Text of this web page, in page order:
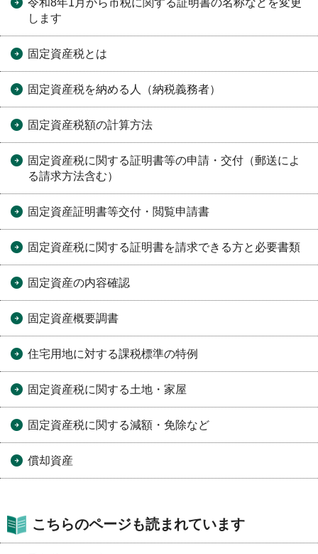
令和8年1月から市税に関する証明書の名称などを変更
します
固定資産税とは
固定資産税を納める人（納税義務者）
固定資産税額の計算方法
固定資産税に関する証明書等の申請・交付（郵送によ
る請求方法含む）
固定資産証明書等交付・閲覧申請書
固定資産税に関する証明書を請求できる方と必要書類
固定資産の内容確認
固定資産概要調書
住宅用地に対する課税標準の特例
固定資産税に関する土地・家屋
固定資産税に関する減額・免除など
償却資産
こちらのページも読まれています